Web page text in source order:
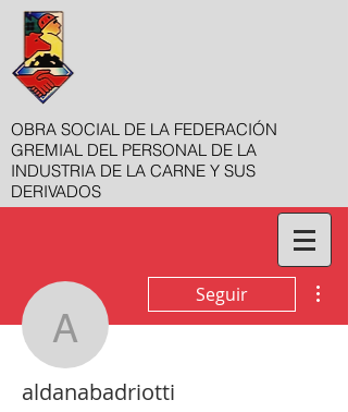
OBRA SOCIAL DE LA FEDERACIÓN
GREMIAL DEL PERSONAL DE LA
INDUSTRIA DE LA CARNE Y SUS
DERIVADOS
aldanabadriotti
Seguir
aldanabadriotti